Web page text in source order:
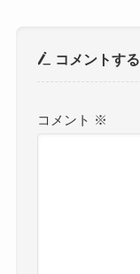
コメントする
コメント ※